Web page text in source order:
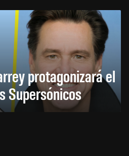
protagonizará el
Supersónicos